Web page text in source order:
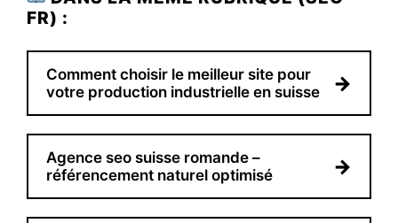
FR) :
Comment choisir le meilleur site pour
votre production industrielle en suisse
→
Agence seo suisse romande –
référencement naturel optimisé
→